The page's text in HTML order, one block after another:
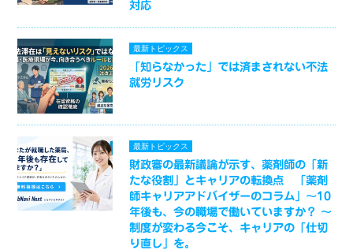
対応
最新トピックス
「知らなかった」では済まされない不法
就労リスク
最新トピックス
財政審の最新議論が示す、薬剤師の「新
たな役割」とキャリアの転換点 「薬剤
師キャリアアドバイザーのコラム」～10
年後も、今の職場で働いていますか？ ～
制度が変わる今こそ、キャリアの「仕切
り直し」を。